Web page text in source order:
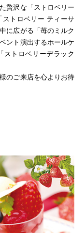
贅沢な「ストロベリー
ストロベリー ティーサ
に広がる「苺のミルク
ント演出するホールケ
ストロベリーデラック
のご来店を心よりお待